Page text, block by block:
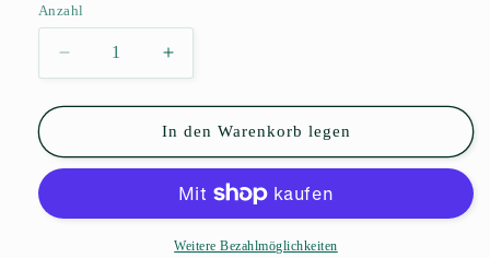
Anzahl
Anzahl
Verringere
die
Menge
KKNEKKI
Green
Erhöhe
die
Menge
für
KKNEKKI
&quot;Red
Green
Glitter&quot;
In den Warenkorb legen
Weitere Bezahlmöglichkeiten